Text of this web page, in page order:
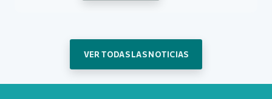
VER TODAS LAS NOTICIAS